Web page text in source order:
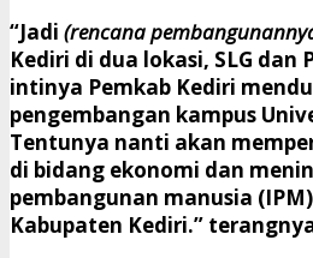
“Jadi (rencana
Kediri di dua lokasi, SLG dan
intinya Pemkab Kediri
pengembangan kampus
Tentunya nanti akan
di bidang ekonomi dan
pembangunan manusia
Kabupaten Kediri.”